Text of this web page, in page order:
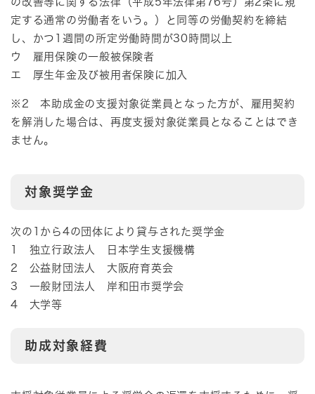
定する通常の労働者をいう。）と同等の労働契約を締結
し、かつ1週間の所定労働時間が30時間以上
ウ 雇用保険の一般被保険者
エ 厚生年金及び被用者保険に加入
※2 本助成金の支援対象従業員となった方が、雇用契約
を解消した場合は、再度支援対象従業員となることはでき
ません。
対象奨学金
次の1から4の団体により貸与された奨学金
1 独立行政法人 日本学生支援機構
2 公益財団法人 大阪府育英会
3 一般財団法人 岸和田市奨学会
4 大学等
助成対象経費